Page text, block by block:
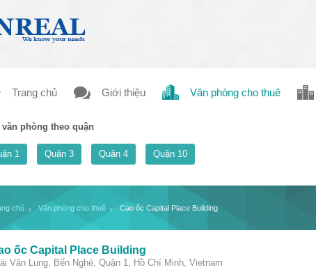
Trang chủ Giới thiệu Văn phòng cho thuê
phòng theo quận
1 Quận 3 Quận 4 Quận 10
chủ Văn phòng cho thuê Cao ốc Capital Place Building
ốc Capital Place Building
Văn Lung, Bến Nghé, Quận 1, Hồ Chí Minh, Vietnam